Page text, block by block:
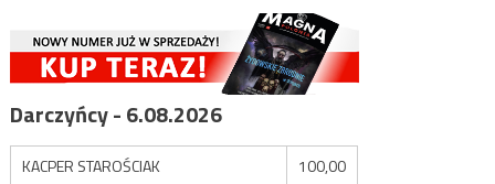
Darczyńcy - 6.08.2026
KACPER STAROŚCIAK
100,00